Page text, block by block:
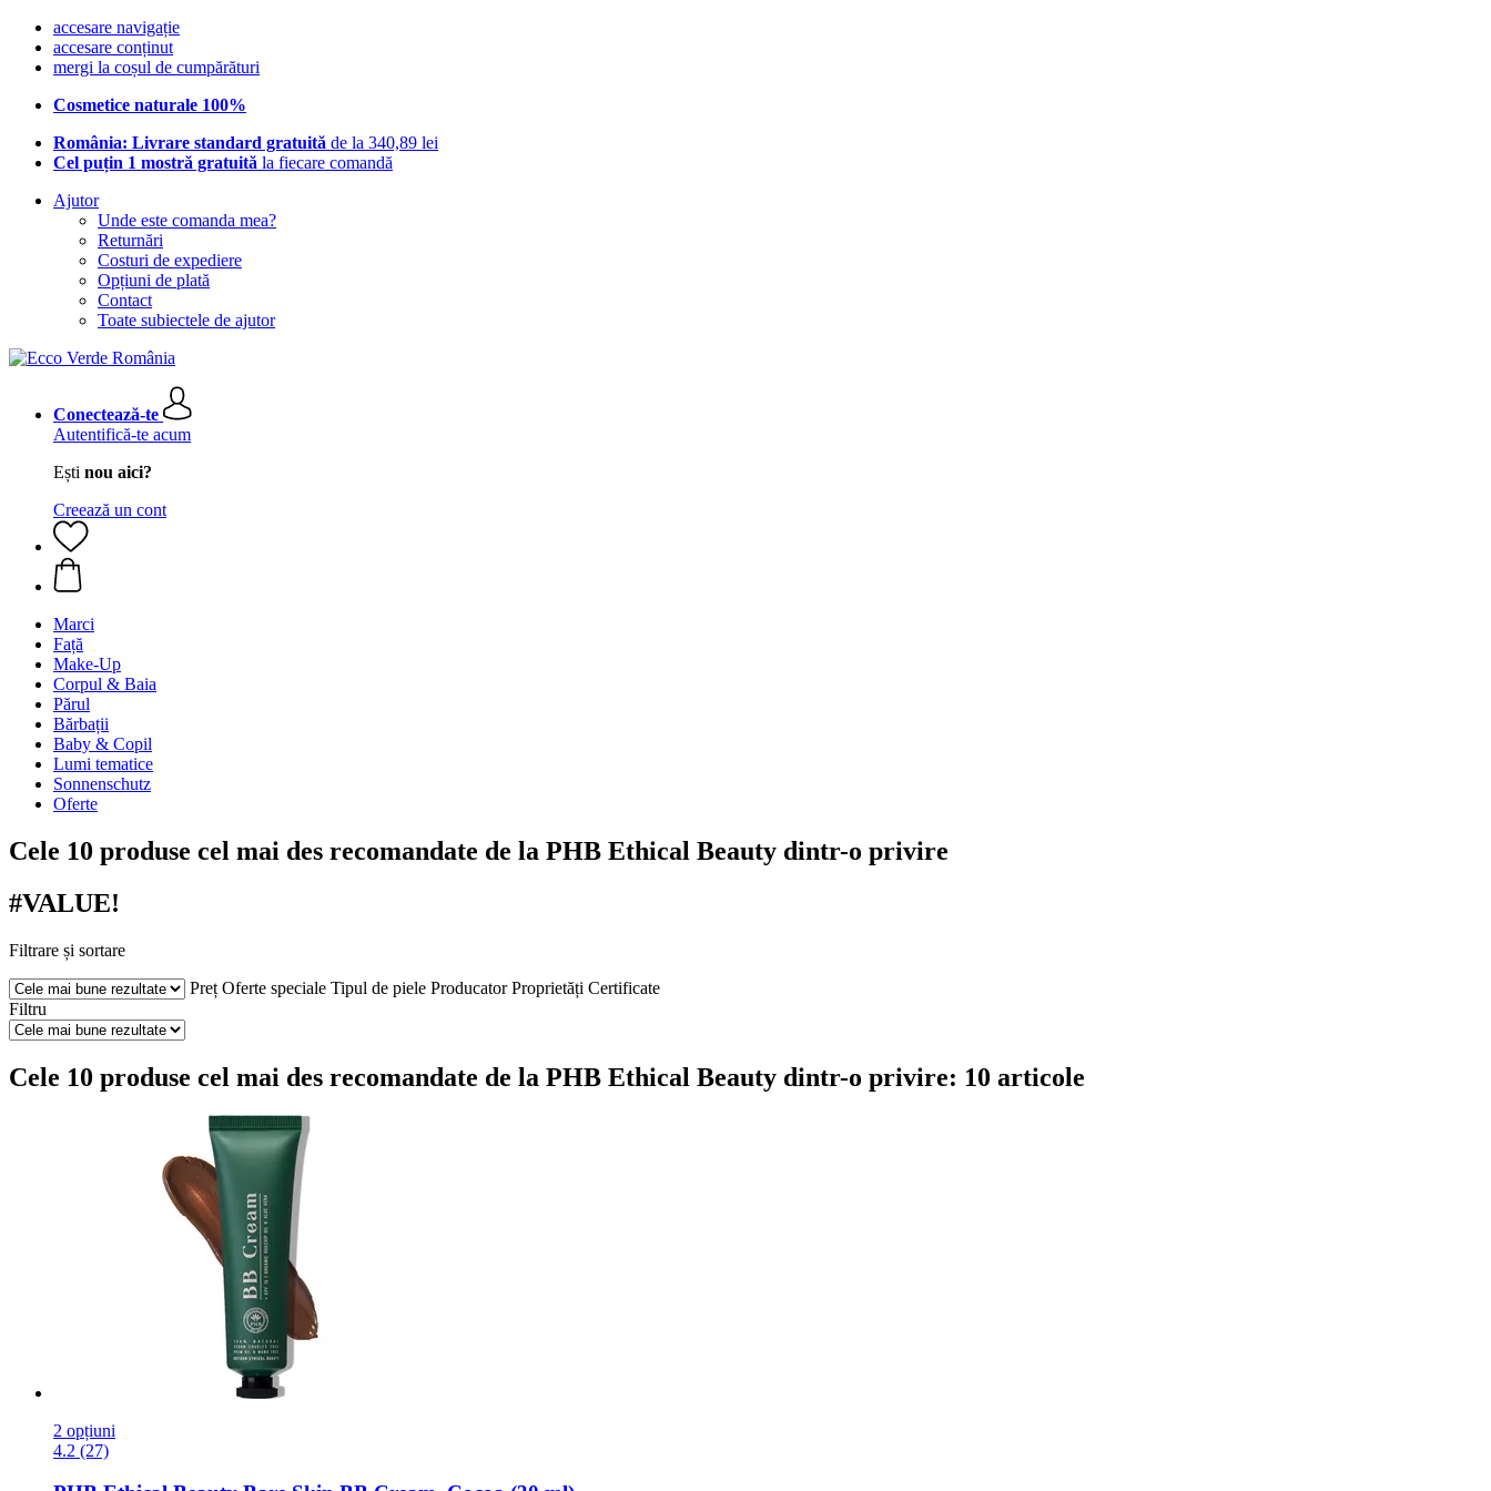
accesare navigație
accesare conținut
mergi la coșul de cumpărături
Cosmetice naturale 100%
România: Livrare standard gratuită de la 340,89 lei
Cel puțin 1 mostră gratuită la fiecare comandă
Ajutor
Unde este comanda mea?
Returnări
Costuri de expediere
Opțiuni de plată
Contact
Toate subiectele de ajutor
Conectează-te
Autentifică-te acum
Ești nou aici?
Creează un cont
Marci
Față
Make-Up
Corpul & Baia
Părul
Bărbații
Baby & Copil
Lumi tematice
Sonnenschutz
Oferte
Cele 10 produse cel mai des recomandate de la PHB Ethical Beauty dintr-o privire
#VALUE!
Filtrare și sortare
Preț Oferte speciale Tipul de piele Producator Proprietăți Certificate
Filtru
Cele 10 produse cel mai des recomandate de la PHB Ethical Beauty dintr-o privire: 10 articole
2 opțiuni
4.2 (27)